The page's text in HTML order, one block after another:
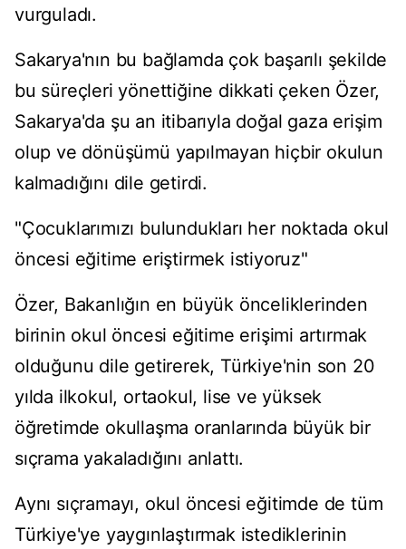
vurguladı.
Sakarya'nın bu bağlamda çok başarılı şekilde
bu süreçleri yönettiğine dikkati çeken Özer,
Sakarya'da şu an itibarıyla doğal gaza erişim
olup ve dönüşümü yapılmayan hiçbir okulun
kalmadığını dile getirdi.
"Çocuklarımızı bulundukları her noktada okul
öncesi eğitime eriştirmek istiyoruz"
Özer, Bakanlığın en büyük önceliklerinden
birinin okul öncesi eğitime erişimi artırmak
olduğunu dile getirerek, Türkiye'nin son 20
yılda ilkokul, ortaokul, lise ve yüksek
öğretimde okullaşma oranlarında büyük bir
sıçrama yakaladığını anlattı.
Aynı sıçramayı, okul öncesi eğitimde de tüm
Türkiye'ye yaygınlaştırmak istediklerinin